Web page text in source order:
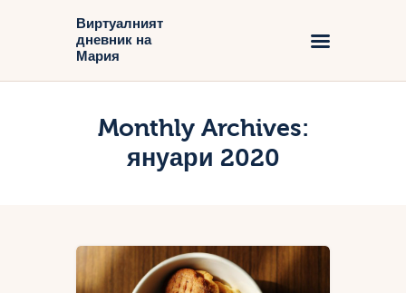
Виртуалният
дневник на
Мария
Monthly Archives:
януари 2020
Виртуалният дневник на Мария
Блог